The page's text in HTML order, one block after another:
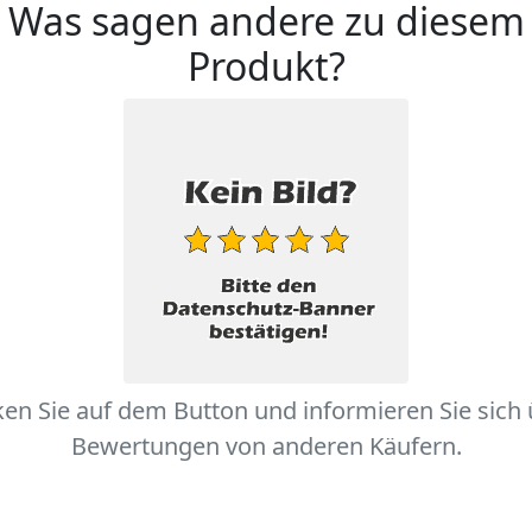
Was sagen andere zu diesem
Produkt?
Sie auf dem Button und informieren Sie sich
Bewertungen von anderen Käufern.